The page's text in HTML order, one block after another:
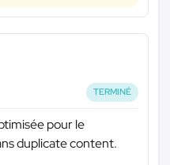
TERMINÉ
pour le
duplicate content.